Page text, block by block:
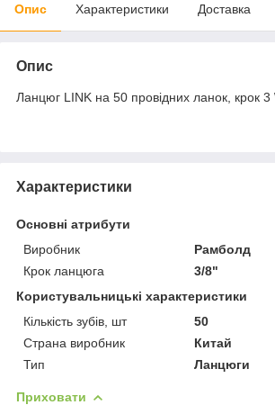
Опис Характеристики Доставка
Опис
Ланцюг LINK на 50 провідних ланок, крок
Характеристики
Основні атрибути
Виробник
Рамболд
Крок ланцюга
3/8"
Користувальницькі характеристики
Кількість зубів, шт
50
Страна виробник
Китай
Тип
Ланцюги
Приховати